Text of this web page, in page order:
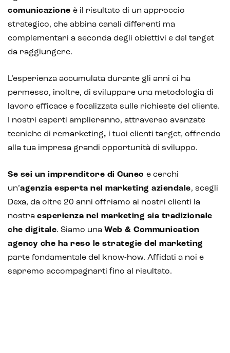
comunicazione è il risultato di un approccio
strategico, che abbina canali differenti ma
complementari a seconda degli obiettivi e del target
da raggiungere.
L’esperienza accumulata durante gli anni ci ha
permesso, inoltre, di sviluppare una metodologia di
lavoro efficace e focalizzata sulle richieste del cliente.
I nostri esperti amplieranno, attraverso avanzate
tecniche di remarketing, i tuoi clienti target, offrendo
alla tua impresa grandi opportunità di sviluppo.
Se sei un imprenditore di Cuneo e cerchi
un’agenzia esperta nel marketing aziendale, scegli
Dexa, da oltre 20 anni offriamo ai nostri clienti la
nostra esperienza nel marketing sia tradizionale
che digitale. Siamo una Web & Communication
agency che ha reso le strategie del marketing
parte fondamentale del know-how. Affidati a noi e
sapremo accompagnarti fino al risultato.